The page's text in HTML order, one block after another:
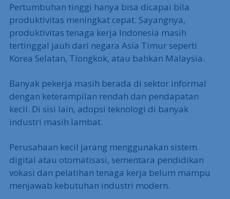
Pertumbuhan tinggi hanya bisa dicapai bila
produktivitas meningkat cepat. Sayangnya,
produktivitas tenaga kerja Indonesia masih
tertinggal jauh dari negara Asia Timur seperti
Korea Selatan, Tiongkok, atau bahkan Malaysia.
Banyak pekerja masih berada di sektor informal
dengan keterampilan rendah dan pendapatan
kecil. Di sisi lain, adopsi teknologi di banyak
industri masih lambat.
Perusahaan kecil jarang menggunakan sistem
digital atau otomatisasi, sementara pendidikan
vokasi dan pelatihan tenaga kerja belum mampu
menjawab kebutuhan industri modern.